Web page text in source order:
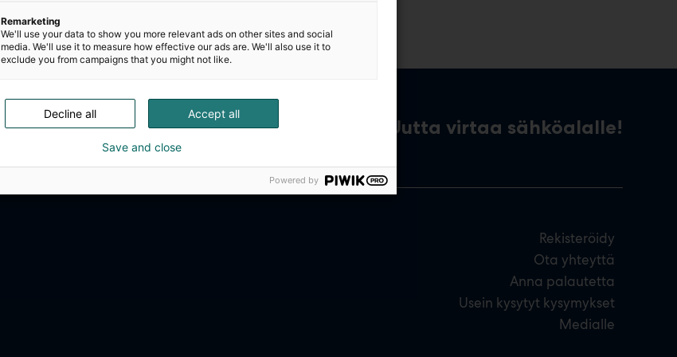
Uutta virtaa sähköalalle!
Rekisteröidy
Ota yhteyttä
Anna palautetta
Usein kysytyt kysymykset
Medialle
Remarketing
We'll use your data to show you more relevant ads on other sites and social
media. We'll use it to measure how effective our ads are. We'll also use it to
exclude you from campaigns that you might not like.
Accept all
Decline all
Save and close
Powered by